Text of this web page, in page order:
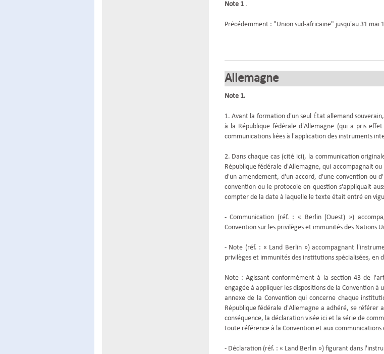
Note 1 .
Précédemment : "Union sud-africaine" jusqu'au 31 mai
Allemagne
Note 1.
1. Avant la formation d'un seul État allemand
à la République fédérale d'Allemagne (qui a pris
communications liées à l'application des instruments
2. Dans chaque cas (cité ici), la communication
République fédérale d'Allemagne, qui accompagnait
d'un amendement, d'un accord, d'une convention ou
convention ou le protocole en question s'appliquait
compter de la date à laquelle le texte était entré en
- Communication (réf. : « Berlin (Ouest) »)
Convention sur les privilèges et immunités des Nations
- Note (réf. : « Land Berlin ») accompagnant
privilèges et immunités des institutions spécialisées, en
Note : Agissant conformément à la section 43 de
engagée à appliquer les dispositions de la Convention
annexe de la Convention qui concerne chaque
République fédérale d'Allemagne a adhéré, se
conséquence, la déclaration visée ici et la série de
toute référence à la Convention et aux communications
- Déclaration (réf. : « Land Berlin ») figurant dans